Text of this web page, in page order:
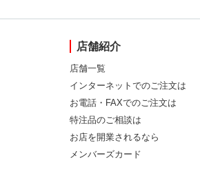
店舗紹介
店舗一覧
インターネットでのご注文は
お電話・FAXでのご注文は
特注品のご相談は
お店を開業されるなら
メンバーズカード